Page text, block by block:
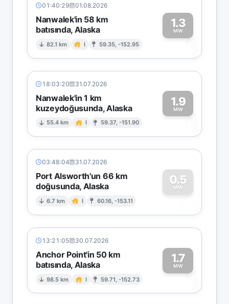
01:40:29 01.08.2026
Nanwalek'in 58 km
batısında, Alaska
82.1 km I 59.35, -152.95
1.3
MW1
18:03:20 31.07.2026
Nanwalek'in 1 km
kuzeydoğusunda, Alaska
55.4 km I 59.37, -151.90
1.9
MW1
03:48:04 31.07.2026
Port Alsworth'un 66 km
doğusunda, Alaska
6.7 km I 60.16, -153.11
0.5
MW
0
13:21:05 30.07.2026
Anchor Point'in 50 km
batısında, Alaska
98.5 km I 59.71, -152.73
1.7
MW1